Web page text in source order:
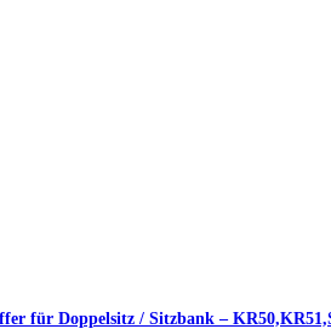
für Doppelsitz / Sitzbank –